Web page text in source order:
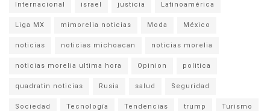
Internacional israel justicia Latinoamérica
Liga MX mimorelia noticias Moda México
noticias noticias michoacan noticias morelia
noticias morelia ultima hora Opinion politica
quadratin noticias Rusia salud Seguridad
Sociedad Tecnología Tendencias trump Turismo